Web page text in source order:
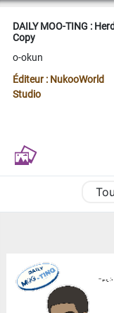
DAILY MOO-TING : Herd
Copy
o-okun
Éditeur : NukooWorld
Studio